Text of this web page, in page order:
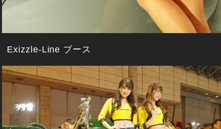
Exizzle-Line ブース